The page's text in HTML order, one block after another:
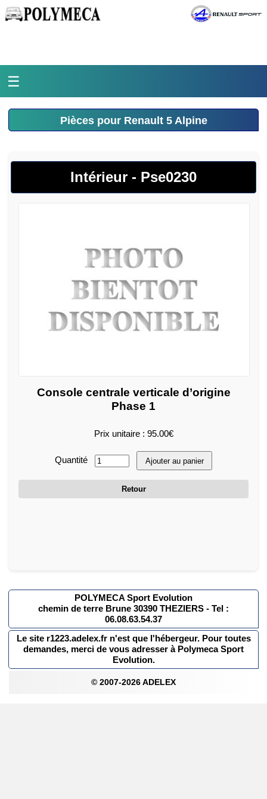
☰
Accueil
La médiathèque
L'histoire
Pièces pour Renault 5 Alpine
Intérieur - Pse0230
Console centrale verticale d’origine
Phase 1
Prix unitaire : 95.00€
Quantité Ajouter au panier
Retour
POLYMECA Sport Evolution
chemin de terre Brune 30390 THEZIERS - Tel :
06.08.63.54.37
Le site r1223.adelex.fr n'est que l'hébergeur. Pour toutes
demandes, merci de vous adresser à Polymeca Sport
Evolution.
© 2007-2026 ADELEX